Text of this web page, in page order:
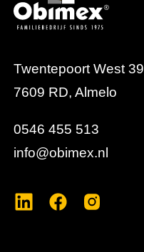
Twentepoort West 39
7609 RD, Almelo
0546 455 513
info@obimex.nl